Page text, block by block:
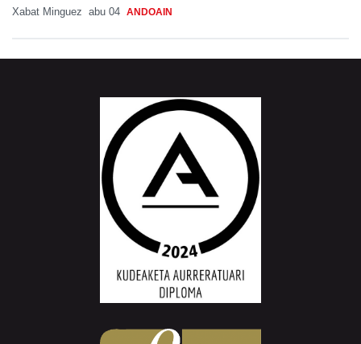
Xabat Minguez abu 04 ANDOAIN